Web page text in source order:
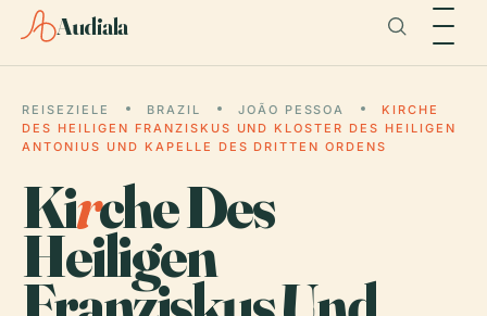
Audiala
REISEZIELE BRAZIL JOÃO PESSOA
KIRCHE
DES HEILIGEN FRANZISKUS UND KLOSTER DES HEILIGEN
ANTONIUS UND KAPELLE DES DRITTEN ORDENS
Kirche Des
Heiligen